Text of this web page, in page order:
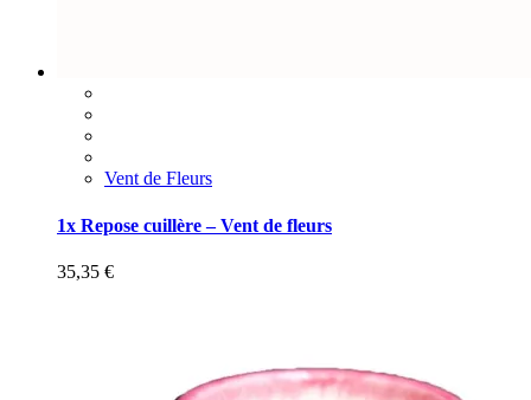
Vent de Fleurs
1x Repose cuillère – Vent de fleurs
35,35 €